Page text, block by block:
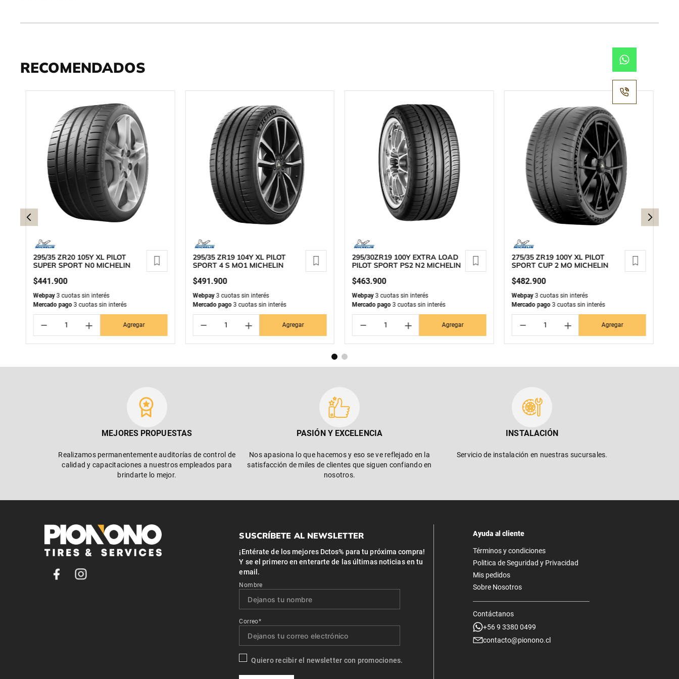
RECOMENDADOS
295/35 ZR20 105Y XL PILOT
SUPER SPORT N0 MICHELIN
$441.900
Webpay3 cuotas sin interés
Mercado pago3 cuotas sin interés
＋
－ Agregar
295/35 ZR19 104Y XL PILOT
SPORT 4 S MO1 MICHELIN
$491.900
Webpay3 cuotas sin interés
Mercado pago3 cuotas sin interés
＋
－ Agregar
295/30ZR19 100Y EXTRA LOAD
PILOT SPORT PS2 N2 MICHELIN
$463.900
Webpay 3 cuotas sin interés
Mercado pago 3 cuotas sin interés
＋
－ Agregar
275/35 ZR19 100Y XL PILOT
SPORT CUP 2 MO MICHELIN
$482.900
Webpay3 cuotas sin interés
Mercado pago3 cuotas sin interés
＋
－ Agregar
MEJORES PROPUESTAS
Realizamos permanentemente auditorías de control de
calidad y capacitaciones a nuestros empleados para
brindarte lo mejor.
PASIÓN Y EXCELENCIA
Nos apasiona lo que hacemos y eso se ve reflejado en la
satisfacción de miles de clientes que siguen confiando en
nosotros.
INSTALACIÓN
Servicio de instalación en nuestras sucursales.
SUSCRÍBETE AL NEWSLETTER
¡Entérate de los mejores Dctos% para tu próxima compra!
Y se el primero en enterarte de las últimas noticias en tu
email.
Nombre
Correo*
Quiero recibir el newsletter con promociones.
Ayuda al cliente
Términos y condiciones
Politica de Seguridad y Privacidad
Mis pedidos
Sobre Nosotros
Contáctanos
+56 9 3380 0499
contacto@pionono.cl